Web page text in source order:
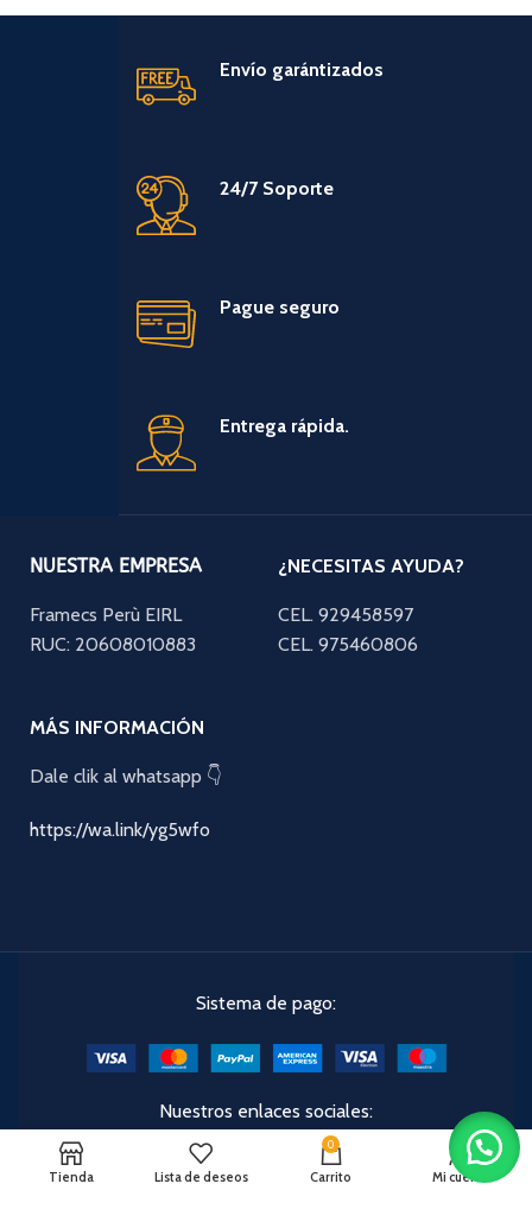
Envío garántizados
24/7 Soporte
Pague seguro
Entrega rápida.
NUESTRA EMPRESA
Framecs Perù EIRL
RUC: 20608010883
¿NECESITAS AYUDA?
CEL. 929458597
CEL. 975460806
MÁS INFORMACIÓN
Dale clik al whatsapp 👇
https://wa.link/yg5wfo
Sistema de pago:
Nuestros enlaces sociales:
Tienda Lista de deseos
0
Carrito Mi cuenta